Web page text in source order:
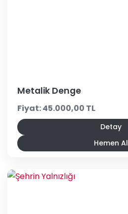
Metalik Denge
Fiyat: 45.000,00 TL
Detay
Hemen Al